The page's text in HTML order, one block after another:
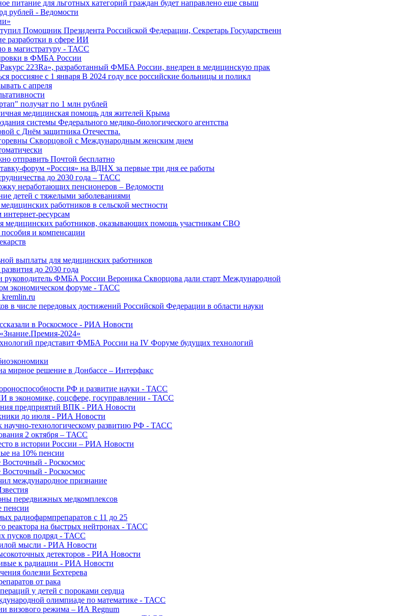
питание для льготных категорий граждан будет направлено еще свыш
рублей - Ведомости
Помощник Президента Российской Федерации, Секретарь Государственн
разработки в сфере ИИ
в магистратуру - ТАСС
в ФМБА России
223Ra», разработанный ФМБА России, внедрен в медицинскую прак
россияне с 1 января В 2024 году все российские больницы и поликл
с апреля
получат по 1 млн рублей
медицинская помощь для жителей Крыма
системы Федерального медико-биологического агентства
с Днём защитника Отечества.
Скворцовой с Международным женским днем
отправить Почтой бесплатно
форум «Россия» на ВДНХ за первые три дня ее работы
до 2030 года – ТАСС
неработающих пенсионеров – Ведомости
детей с тяжелыми заболеваниями
работников в сельской местности
ресурсам
медицинских работников, оказывающих помощь участникам СВО
и компенсации
выплаты для медицинских работников
до 2030 года
руководитель ФМБА России Вероника Скворцова дали старт Международной
экономическом форуме - ТАСС
kremlin.ru
в числе передовых достижений Российской Федерации в области науки
в Роскосмосе - РИА Новости
2024»
представит ФМБА России на IV Форуме будущих технологий
мирное решение в Донбассе – Интерфакс
РФ и развитие науки - ТАСС
в экономике, соцсфере, госуправлении - ТАСС
предприятий ВПК - РИА Новости
до июля - РИА Новости
научно-технологическому развитию РФ - ТАСС
2 октября – ТАСС
в истории России – РИА Новости
на 10% пенсии
Восточный - Роскосмос
Восточный - Роскосмос
международное признание
передвижных медкомплексов
пенсии
радиофармпрепаратов с 11 до 25
реактора на быстрых нейтронах - ТАСС
пусков подряд - ТАСС
мысли - РИА Новости
детекторов - РИА Новости
к радиации - РИА Новости
болезни Бехтерева
от рака
у детей с пороками сердца
олимпиаде по математике - ТАСС
визового режима – ИА Regnum